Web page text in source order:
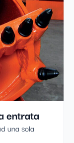
entrata
una sola